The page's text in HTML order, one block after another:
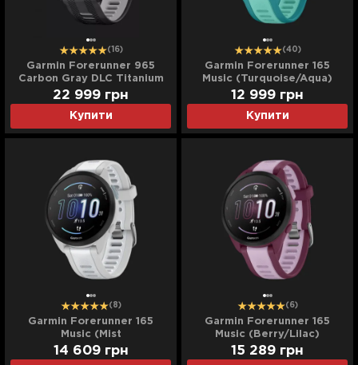
(16)
Garmin Forerunner 965
Carbon Gray DLC Titanium
Bezel, Black Case,
Black/Powder Gray Silicone
Band
Купити
22 999 грн
(40)
Garmin Forerunner 165
Music (Turquoise/Aqua)
Купити
12 999 грн
(8)
Garmin Forerunner 165
Music (Mist
Gray/Whitestone)
14 609 грн
(6)
Garmin Forerunner 165
Music (Berry/Lilac)
15 289 грн